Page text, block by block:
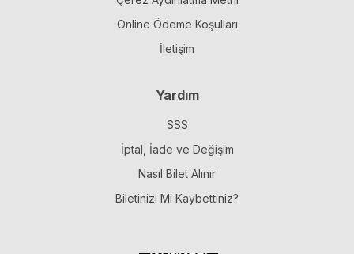
Online Ödeme Koşulları
İletişim
Yardım
SSS
İptal, İade ve Değişim
Nasıl Bilet Alınır
Biletinizi Mi Kaybettiniz?